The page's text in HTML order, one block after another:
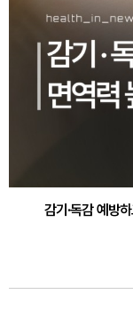
감기·독감 예방